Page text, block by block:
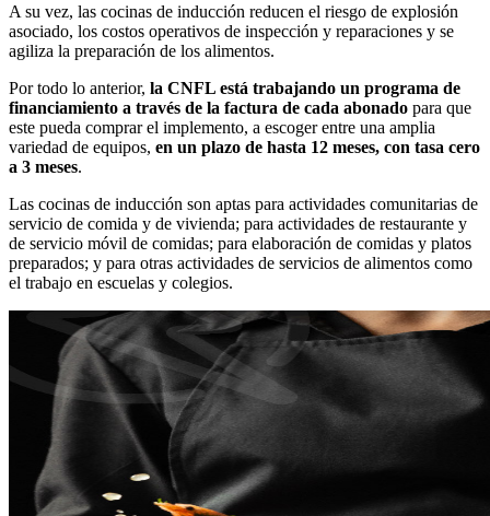
A su vez, las cocinas de inducción reducen el riesgo de explosión
asociado, los costos operativos de inspección y reparaciones y se
agiliza la preparación de los alimentos.
Por todo lo anterior, la CNFL está trabajando un programa de
financiamiento a través de la factura de cada abonado para que
este pueda comprar el implemento, a escoger entre una amplia
variedad de equipos, en un plazo de hasta 12 meses, con tasa cero
a 3 meses.
Las cocinas de inducción son aptas para actividades comunitarias de
servicio de comida y de vivienda; para actividades de restaurante y
de servicio móvil de comidas; para elaboración de comidas y platos
preparados; y para otras actividades de servicios de alimentos como
el trabajo en escuelas y colegios.